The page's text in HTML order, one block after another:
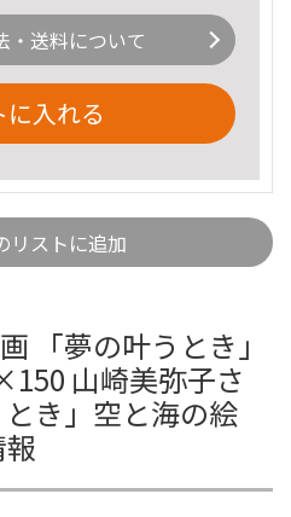
・送料について
に入れる
リストに追加
「夢の叶うとき」
山崎美弥子さ
き」空と海の絵